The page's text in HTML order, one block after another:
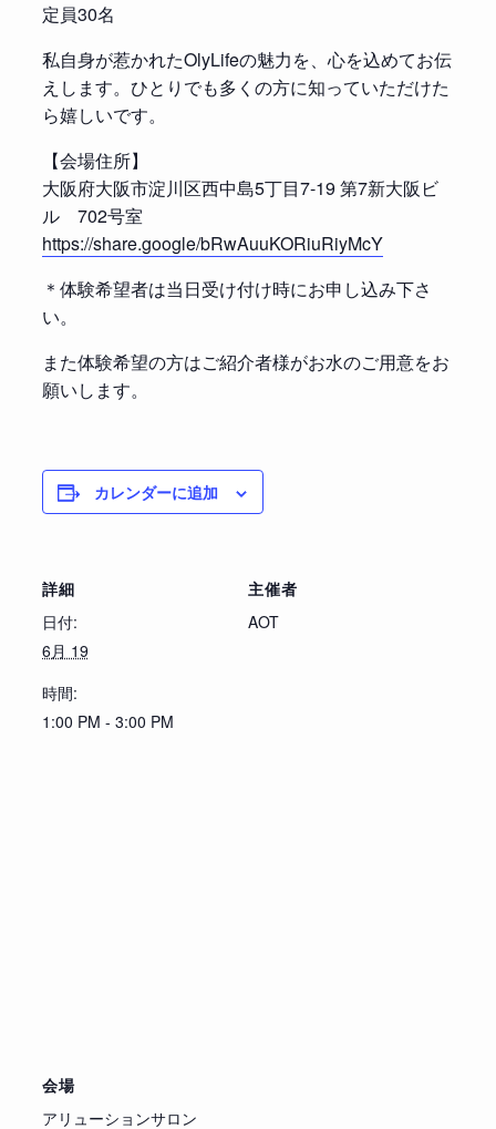
定員30名
私自身が惹かれたOlyLifeの魅力を、心を込めてお伝
えします。ひとりでも多くの方に知っていただけた
ら嬉しいです。
【会場住所】
大阪府大阪市淀川区西中島5丁目7-19 第7新大阪ビ
ル 702号室
https://share.google/bRwAuuKORiuRiyMcY
＊体験希望者は当日受け付け時にお申し込み下さ
い。
また体験希望の方はご紹介者様がお水のご用意をお
願いします。
カレンダーに追加
詳細
日付:
6月 19
時間:
1:00 PM - 3:00 PM
主催者
AOT
会場
アリューションサロン